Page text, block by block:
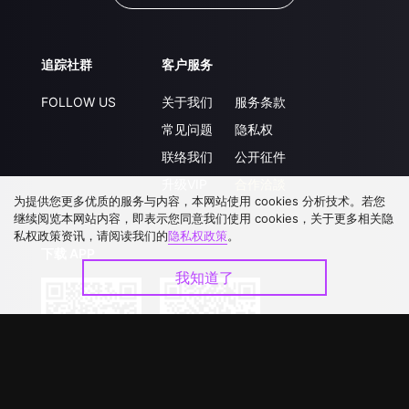
追踪社群
FOLLOW US
客户服务
关于我们
常见问题
联络我们
服务条款
隐私权
公开征件
为提供您更多优质的服务与内容，本网站使用 cookies 分析技术。若您
继续阅览本网站内容，即表示您同意我们使用 cookies，关于更多相关隐
私权政策资讯，请阅读我们的隐私权政策。
我知道了